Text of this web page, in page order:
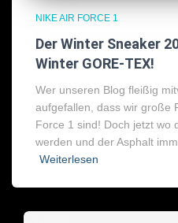
NIKE AIR FORCE 1
Der Winter Sneaker
Winter GORE-TEX!
Wer unseren Blog fleißig
aufgefallen, dass wir große
Force 1 sind! Doch jetzt wo
werden und der Asphalt
Weiterlesen